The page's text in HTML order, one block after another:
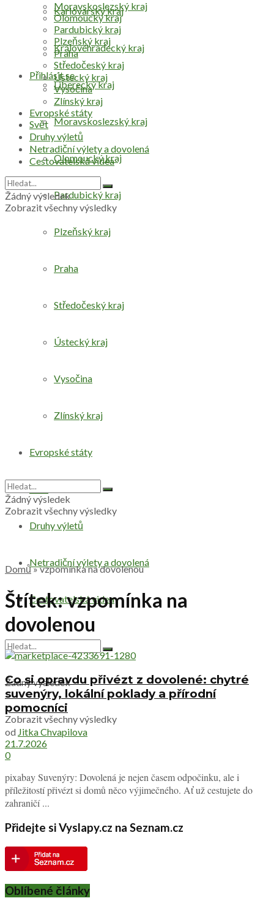
Přihlásit se
Karlovarský kraj
Královéhradecký kraj
Liberecký kraj
Moravskoslezský kraj
Olomoucký kraj
Pardubický kraj
Plzeňský kraj
Praha
Středočeský kraj
Ústecký kraj
Vysočina
Zlínský kraj
Evropské státy
Svět
Druhy výletů
Netradiční výlety a dovolená
Cestovatelská videa
Žádný výsledek
Zobrazit všechny výsledky
Moravskoslezský kraj
Olomoucký kraj
Pardubický kraj
Plzeňský kraj
Praha
Středočeský kraj
Ústecký kraj
Vysočina
Zlínský kraj
Evropské státy
Svět
Druhy výletů
Netradiční výlety a dovolená
Cestovatelská videa
Žádný výsledek
Zobrazit všechny výsledky
Žádný výsledek
Zobrazit všechny výsledky
Domů»vzpomínka na dovolenou
Štítek:vzpomínka na
dovolenou
Co si opravdu přivézt z dovolené: chytré
suvenýry, lokální poklady a přírodní
pomocníci
od Jitka Chvapilova
21.7.2026
0
pixabay Suvenýry: Dovolená je nejen časem odpočinku, ale i
příležitostí přivézt si domů něco výjimečného. Ať už cestujete do
zahraničí ...
Přidejte si Vyslapy.cz na Seznam.cz
Oblíbené články